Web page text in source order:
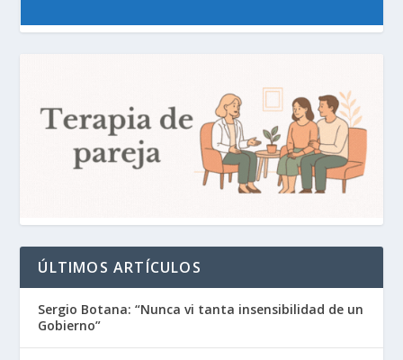
ÚLTIMOS ARTÍCULOS
Sergio Botana: “Nunca vi tanta insensibilidad de un
Gobierno”